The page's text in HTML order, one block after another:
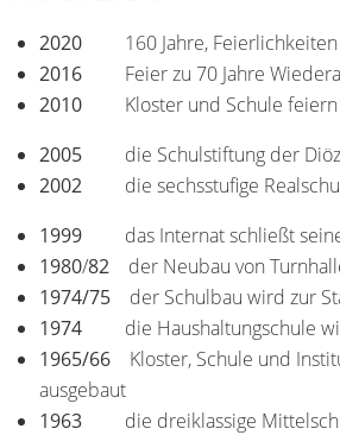
2020
160 Jahre,
2016 Feier zu 70 Jahre
2010 Kloster und Schule
2005 die Schulstiftung der
2002 die sechsstufige
1999 das Internat schließt
1980/82 der Neubau von
1974/75 der Schulbau wird zur
1974 die Haushaltungschule
1965/66 Kloster, Schule und
ausgebaut
1963 die dreiklassige